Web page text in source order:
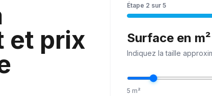
et prix
Étape 2 sur 5
Surface en m²
Indiquez lataille
5 m²